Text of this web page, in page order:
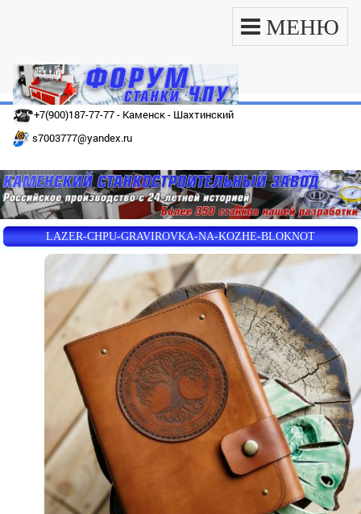
МЕНЮ
+7(900)187-77-77 - Каменск - Шахтинский
s7003777@yandex.ru
LAZER-CHPU-GRAVIROVKA-NA-KOZHE-BLOKNOT